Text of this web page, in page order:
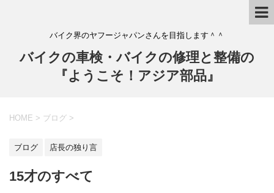
バイク界のヤフージャパンさんを目指します＾＾
バイクの車検・バイクの修理と整備の
『ようこそ！アジア部品』
HOME > ブログ >
ブログ 店長の独り言
15才のすべて